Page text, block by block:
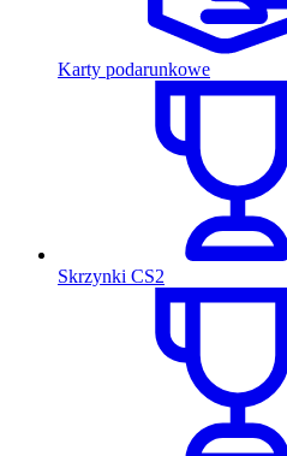
Karty podarunkowe
Skrzynki CS2